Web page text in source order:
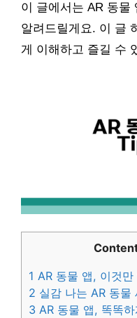
이 글에서는 AR 동물
알려드릴게요. 이 글
게 이해하고 즐길 수
1 AR 동물 앱, 이것만
2 실감 나는 AR 동물
3 AR 동물 앱, 똑똑